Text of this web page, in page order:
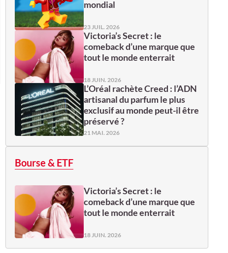
mondial
23 JUIL. 2026
Victoria’s Secret : le
comeback d’une marque que
tout le monde enterrait
18 JUIN. 2026
L’Oréal rachète Creed : l’ADN
artisanal du parfum le plus
exclusif au monde peut-il être
préservé ?
21 MAI. 2026
Bourse & ETF
Victoria’s Secret : le
comeback d’une marque que
tout le monde enterrait
18 JUIN. 2026